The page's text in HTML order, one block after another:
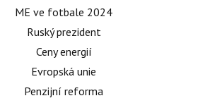
ME ve fotbale 2024
Ruský prezident
Ceny energií
Evropská unie
Penzijní reforma